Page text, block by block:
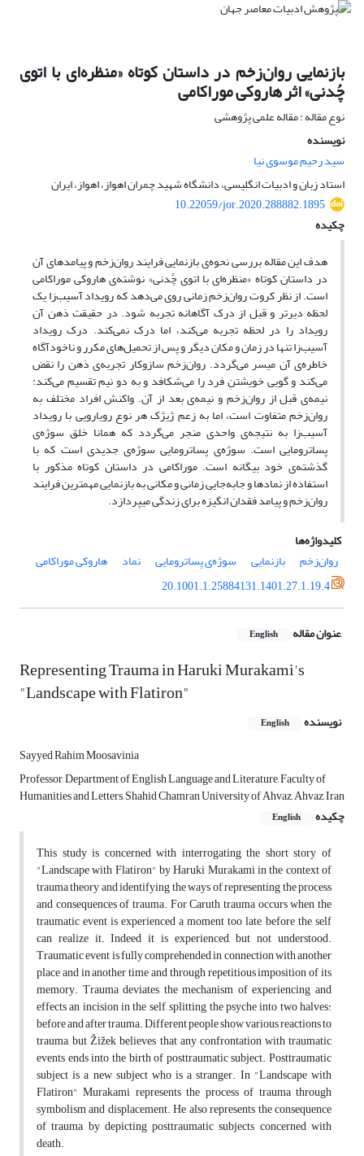
بازنمایی روان‌زخم در داستان کوتاه «منظره‌ای با اتوی
چُدنی» اثر هاروکی موراکامی
نوع مقاله : مقاله علمی پژوهشی
نویسنده
سید رحیم موسوی نیا
استاد زبان و ادبیات انگلیسی، دانشگاه شهید چمران اهواز، اهواز، ایران
10.22059/jor.2020.288882.1895
چکیده
هدف این مقاله بررسی نحوه‌ی بازنمایی فرایند روان‌زخم و پیامدهای آن
در داستان کوتاه «منظره‌ای با اتوی چُدنی» نوشته‌ی هاروکی موراکامی
است. از نظر کروت روان‌زخم زمانی روی می‌دهد که رویداد آسیب‌زا یک
لحظه دیرتر و قبل از درک آگاهانه تجربه ‌شود. در حقیقت ذهن آن
رویداد را در لحظه تجربه می‌کند، اما درک نمی‌کند. درک رویداد
آسیب‌زا تنها در زمان و مکان دیگر و پس از تحمیل‌های مکرر و ناخودآگاه
خاطره‌ی آن میسر می‌گردد. روان‌زخم سازوکار تجربه‌‌ی ذهن را نقض
می‌کند و گویی خویشتنِ فرد را می‌شکافد و به دو نیم تقسیم می‌کند:
نیمه‌ی قبل از روان‌زخم و نیمه‌ی بعد از آن. واکنش افراد مختلف به
روان‌زخم متفاوت است، اما به زعم ژیژک هر نوع رویارویی با رویداد
آسیب‌زا به نتیجه‌ی واحدی منجر می‌گردد که همانا خلق سوژه‌ی
پساترومایی است. سوژه‌ی پساترومایی سوژه‌ی جدیدی است که با
گذشته‌ی خود بیگانه است. موراکامی در داستان کوتاه مذکور با
استفاده از نمادها و جابه‌جایی زمانی و مکانی به بازنمایی مهمترین فرایند
روان‌زخم و پیامد فقدان انگیزه برای زندگی می­پردازد.
کلیدواژه‌ها
روان‌زخم
بازنمایی سوژه‌ی پساترومایی نماد
هاروکی موراکامی
20.1001.1.25884131.1401.27.1.19.4
عنوان مقاله English
Representing Trauma in Haruki Murakami's
"Landscape with Flatiron"
نویسنده English
Sayyed Rahim Moosavinia
Professor, Department of English Language and Literature, Faculty of
Humanities and Letters, Shahid Chamran University of Ahvaz, Ahvaz, Iran
چکیده
English
This study is concerned with interrogating the short story of
"Landscape with Flatiron" by Haruki Murakami in the context of
trauma theory and identifying the ways of representing the process
and consequences of trauma. For Caruth trauma occurs when the
traumatic event is experienced a moment too late, before the self
can realize it. Indeed it is experienced, but not understood.
Traumatic event is fully comprehended in connection with another
place and in another time and through repetitious imposition of its
memory. Trauma deviates the mechanism of experiencing and
effects an incision in the self, splitting the psyche into two halves:
before and after trauma. Different people show various reactions to
trauma, but Žižek believes that any confrontation with traumatic
events ends into the birth of posttraumatic subject. Posttraumatic
subject is a new subject who is a stranger. In "Landscape with
Flatiron" Murakami represents the process of trauma through
symbolism and displacement. He also represents the consequence
of trauma by depicting posttraumatic subjects concerned with
death.